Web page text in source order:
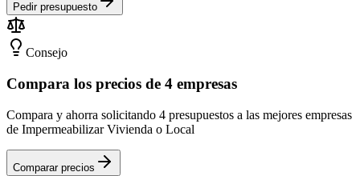
Pedir presupuesto
Consejo
Compara los precios de 4 empresas
Compara y ahorra solicitando 4 presupuestos a las mejores empresas
de Impermeabilizar Vivienda o Local
Comparar precios